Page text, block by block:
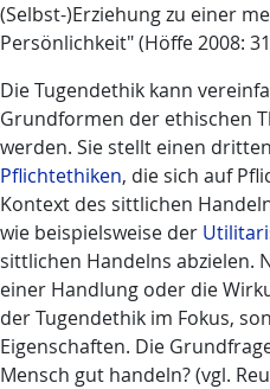
(Selbst-)Erziehung zu einer
Persönlichkeit" (Höffe 2008:
Die Tugendethik kann
Grundformen der ethischen
werden. Sie stellt einen
Pflichtethiken, die sich auf
Kontext des sittlichen
wie beispielsweise der
sittlichen Handelns abzielen.
einer Handlung oder die
der Tugendethik im Fokus,
Eigenschaften. Die
Mensch gut handeln? (vgl.